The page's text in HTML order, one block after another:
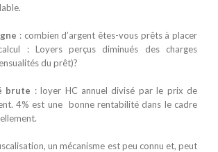
: combien d’argent êtes-vous prêts à placer
: Loyers perçus diminués des charges
du prêt)?
brute : loyer HC annuel divisé par le prix de
4% est une bonne rentabilité dans le cadre
un mécanisme est peu connu et, peut